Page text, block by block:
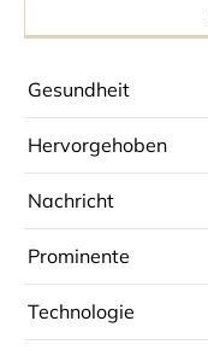
Gesundheit
Hervorgehoben
Nachricht
Prominente
Technologie